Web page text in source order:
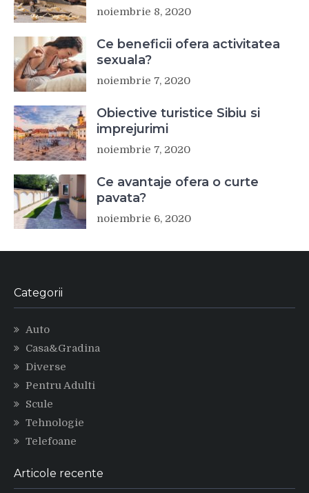
noiembrie 8, 2020
Ce beneficii ofera activitatea
sexuala?
noiembrie 7, 2020
Obiective turistice Sibiu si
imprejurimi
noiembrie 7, 2020
Ce avantaje ofera o curte
pavata?
noiembrie 6, 2020
Categorii
Auto
Casa&Gradina
Diverse
Pentru Adulti
Scule
Tehnologie
Telefoane
Articole recente